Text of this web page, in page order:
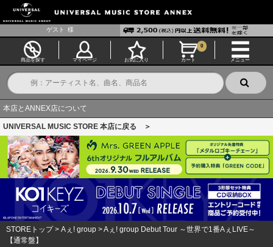
ゲスト 様
商品を探す マイページ お気に入り カート
0
メニュー
本店とANNEX店について
UNIVERSAL MUSIC STORE 本店に戻る ＞
STOREトップ> Aぇ! group >Aぇ! group Debut Tour ～世界で1番AぇLIVE～
【通常盤】